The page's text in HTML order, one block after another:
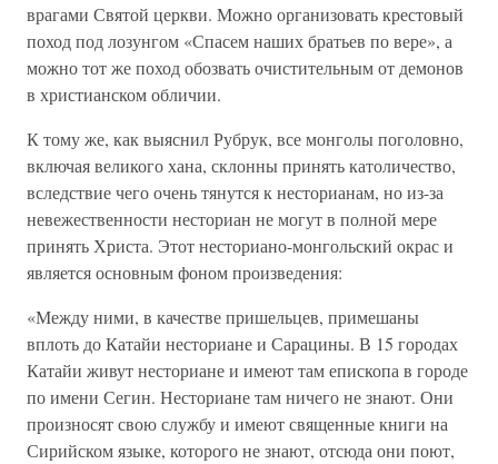
врагами Святой церкви. Можно организовать крестовый
поход под лозунгом «Спасем наших братьев по вере», а
можно тот же поход обозвать очистительным от демонов
в христианском обличии.
К тому же, как выяснил Рубрук, все монголы поголовно,
включая великого хана, склонны принять католичество,
вследствие чего очень тянутся к несторианам, но из-за
невежественности несториан не могут в полной мере
принять Христа. Этот несториано-монгольский окрас и
является основным фоном произведения:
«Между ними, в качестве пришельцев, примешаны
вплоть до Катайи несториане и Сарацины. В 15 городах
Катайи живут несториане и имеют там епископа в городе
по имени Сегин. Несториане там ничего не знают. Они
произносят свою службу и имеют священные книги на
Сирийском языке, которого не знают, отсюда они поют,